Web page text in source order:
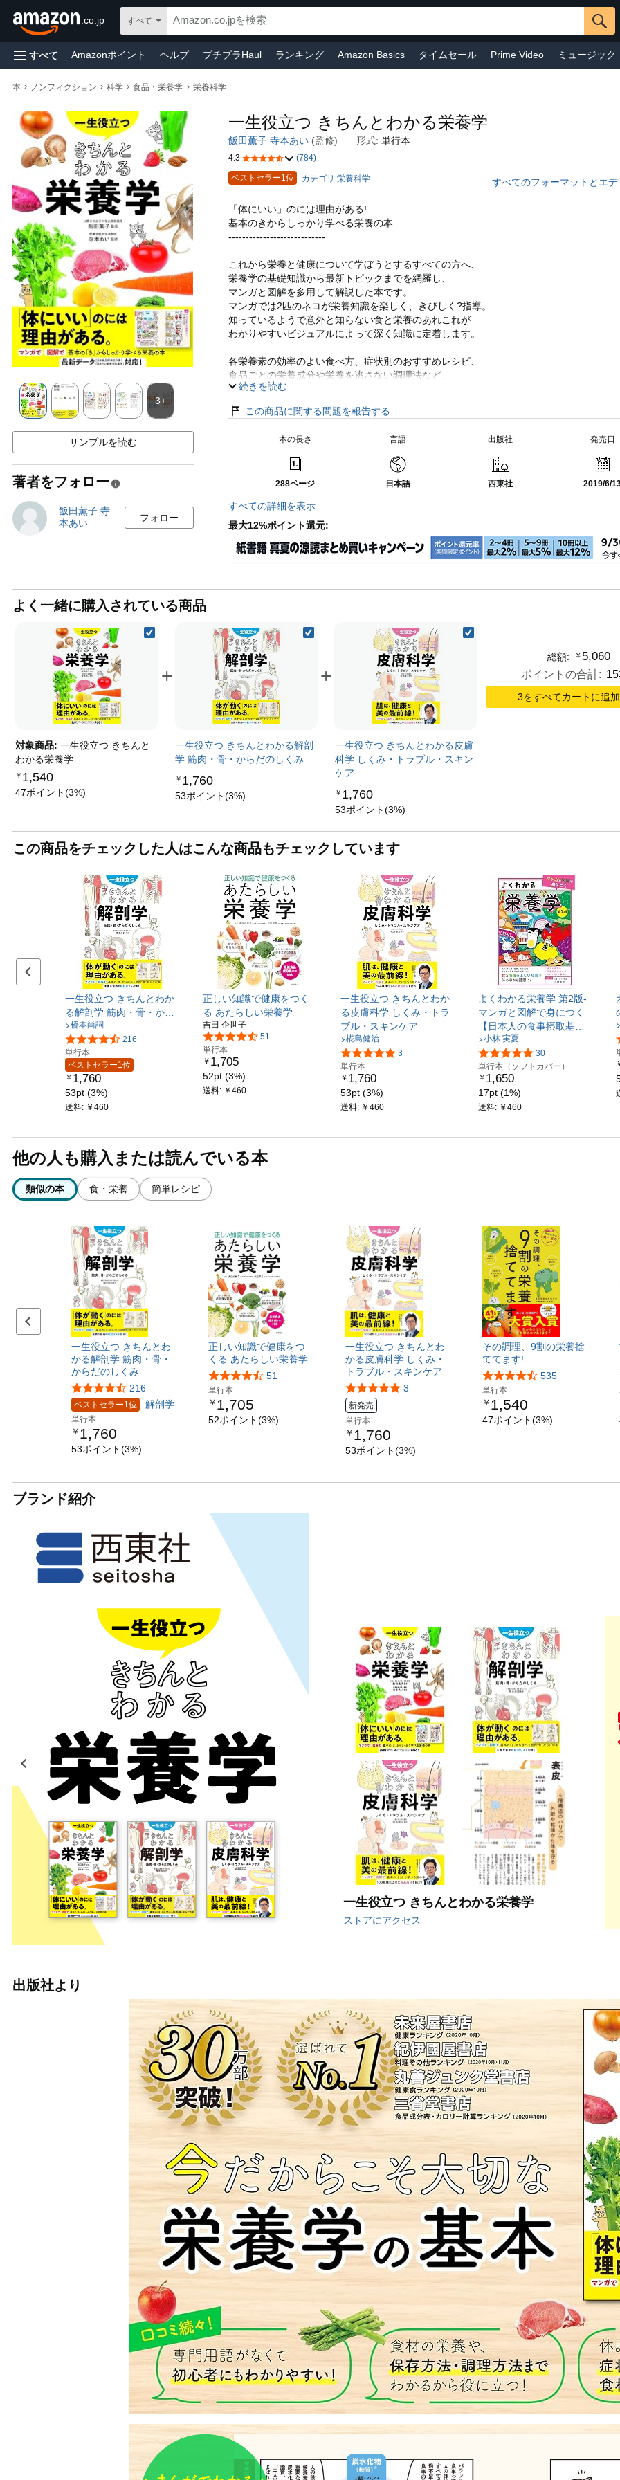
.co.jp すべて
すべて Amazonポイント ヘルプ プチプラHaul ランキング Amazon Basics タイムセール Prime Video ミュージック
食品＆飲料 ギフトカード パソコン・周辺機器
本 › ノンフィクション › 科学 › 食品・栄養学 › 栄養科学
3+
サンプルを読む
著者をフォロー
飯田薫子 寺
本あい
フォロー
一生役立つ きちんとわかる栄養学
飯田薫子 寺本あい (監修) 形式:単行本
4.3 (784)
ベストセラー1位 - カテゴリ 栄養科学 すべてのフォーマットとエ
「体にいい」のには理由がある!
基本のきからしっかり学べる栄養の本
----------------------------
これから栄養と健康について学ぼうとするすべての方へ、
栄養学の基礎知識から最新トピックまでを網羅し、
マンガと図解を多用して解説した本です。
マンガでは2匹のネコが栄養知識を楽しく、きびしく?指導。
知っているようで意外と知らない食と栄養のあれこれが
わかりやすいビジュアルによって深く知識に定着します。
各栄養素の効率のよい食べ方、症状別のおすすめレシピ、
食品ごとの栄養成分や栄養を逃さない調理法など、
栄養知識を毎日のごはんに活かすための情報もたっぷり!
各栄養素の摂取基準や、各栄養素を多く含む食品リスト、
役立つ最新データも満載しており、
栄養事典としてもご活用いただけます。
続きを読む
この商品に関する問題を報告する
本の長さ
288ページ
言語
日本語
出版社
西東社
発売日
2019/6/
すべての詳細を表示
最大12%ポイント還元:
よく一緒に購入されている商品
対象商品:一生役立つ きちんと
わかる栄養学
￥ 1,540
47ポイント(3%)
+
一生役立つ きちんとわかる解剖
学 筋肉・骨・からだのしくみ
￥ 1,760
53ポイント(3%)
+
一生役立つ きちんとわかる皮膚
科学 しくみ・トラブル・スキン
ケア
￥ 1,760
53ポイント(3%)
総額: ￥ 5,060
ポイントの合計:
3をすべてカートに追
この商品をチェックした人はこんな商品もチェックしています
前のスライドセット
一生役立つ きちんとわか
る解剖学 筋肉・骨・から
だのしくみ
橋本尚詞
216
単行本
ベストセラー1位
￥ 1,760
53pt (3%)
送料: ￥460
正しい知識で健康をつく
る あたらしい栄養学
吉田 企世子
51
単行本
￥ 1,705
52pt (3%)
送料: ￥460
一生役立つ きちんとわか
る皮膚科学 しくみ・トラ
ブル・スキンケア
椛島健治
3
単行本
￥ 1,760
53pt (3%)
送料: ￥460
よくわかる栄養学 第2版-
マンガと図解で身につく
【日本人の食事摂取基準
2025年版対応】
小林 実夏
30
単行本（ソフトカバー）
￥ 1,650
17pt (1%)
送料: ￥460
他の人も購入または読んでいる本
類似の本 食・栄養 簡単レシピ
Previous page
一生役立つ きちんとわ
かる解剖学 筋肉・骨・
からだのしくみ
216
ベストセラー1位 解剖学
単行本
￥ 1,760
53ポイント(3%)
正しい知識で健康をつ
くる あたらしい栄養学
51
単行本
￥ 1,705
52ポイント(3%)
一生役立つ きちんとわ
かる皮膚科学 しくみ・
トラブル・スキンケア
3
新発売
単行本
￥ 1,760
53ポイント(3%)
その調理、9割の栄養捨
ててます!
535
単行本
￥ 1,540
47ポイント(3%)
ブランド紹介
前のページ
一生役立つ きちんとわかる栄養学
ストアにアクセス
出版社より